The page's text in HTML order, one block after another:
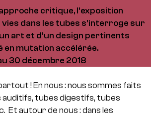
critique, l’exposition
dans les tubes s’interroge sur
art et d’un design pertinents
en mutation accélérée.
30 décembre 2018
! En nous : nous sommes faits
auditifs, tubes digestifs, tubes
Et autour de nous : dans les